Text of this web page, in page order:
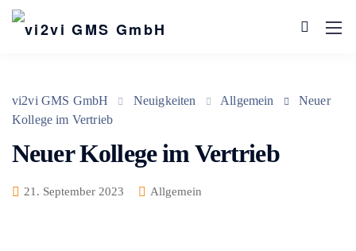
vi2vi GMS GmbH Neuigkeiten Allgemein
Neuer
Kollege im Vertrieb
Neuer Kollege im Vertrieb
21. September 2023 Allgemein